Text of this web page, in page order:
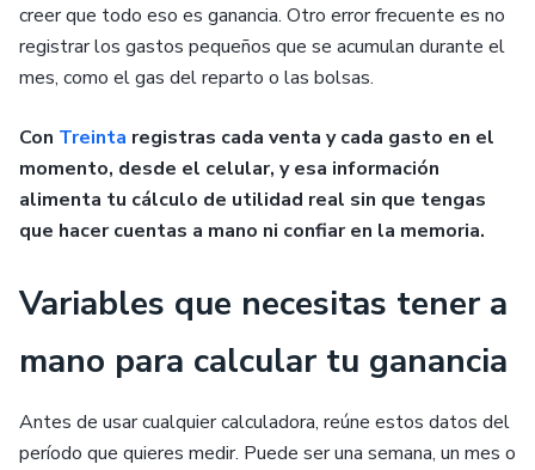
creer que todo eso es ganancia. Otro error frecuente es no
registrar los gastos pequeños que se acumulan durante el
mes, como el gas del reparto o las bolsas.
Con Treinta registras cada venta y cada gasto en el
momento, desde el celular, y esa información
alimenta tu cálculo de utilidad real sin que tengas
que hacer cuentas a mano ni confiar en la memoria.
Variables que necesitas tener a
mano para calcular tu ganancia
Antes de usar cualquier calculadora, reúne estos datos del
período que quieres medir. Puede ser una semana, un mes o